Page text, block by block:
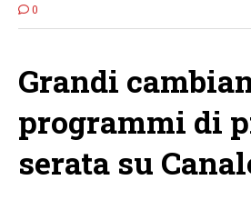
0
Grandi
programmi di
serata su